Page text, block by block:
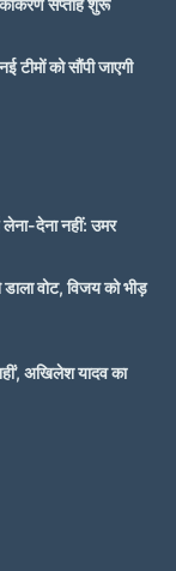
सप्ताह शुरू
टीमों को सौंपी जाएगी
लेना-देना नहीं: उमर
वोट, विजय को भीड़
अखिलेश यादव का